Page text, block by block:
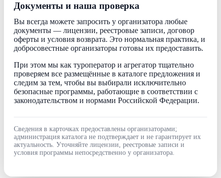
Документы и наша проверка
Вы всегда можете запросить у организатора любые
документы — лицензии, реестровые записи, договор
оферты и условия возврата. Это нормальная практика, и
добросовестные организаторы готовы их предоставить.
При этом мы как туроператор и агрегатор тщательно
проверяем все размещённые в каталоге предложения и
следим за тем, чтобы вы выбирали исключительно
безопасные программы, работающие в соответствии с
законодательством и нормами Российской Федерации.
Сведения в карточках предоставлены организаторами;
администрация каталога не подтверждает и не гарантирует их
актуальность. Уточняйте лицензии, реестровые записи и
условия программы непосредственно у организатора.